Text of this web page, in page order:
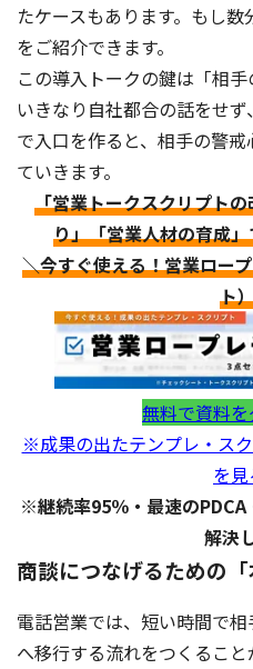
たケースもあります。もし
をご紹介できます。
この導入トークの鍵は「相
いきなり自社都合の話をせず
で入口を作ると、相手の警
ていきます。
「営業トークスクリプト
り」「営業人材の育成
＼今すぐ使える！営業ロー
ト
無料で資料
※成果の出たテンプレ・ス
を見
※継続率95％・最速の
解決
商談につなげるための「
電話営業では、短い時間で
へ移行する流れをつくること